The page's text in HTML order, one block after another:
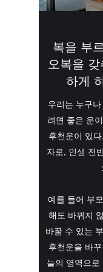
복을 부
오복을
하게
우리는 누구
려면 좋은 운
후천운이 있
자로, 인생 전
예를 들어 부
해도 바뀌지
바꿀 수 있는
후천운을 바
늘의 영역으로